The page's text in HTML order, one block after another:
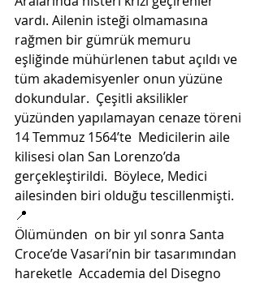
vardı. Ailenin isteği olmamasına
rağmen bir gümrük memuru
eşliğinde mühürlenen tabut açıldı ve
tüm akademisyenler onun yüzüne
dokundular.  Çeşitli aksilikler
yüzünden yapılamayan cenaze töreni
14 Temmuz 1564’te  Medicilerin aile
kilisesi olan San Lorenzo’da
gerçekleştirildi.  Böylece, Medici
ailesinden biri olduğu tescillenmişti.
📍
Ölümünden  on bir yıl sonra Santa
Croce’de Vasari’nin bir tasarımından
hareketle  Accademia del Disegno